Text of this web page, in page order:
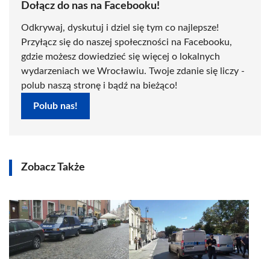
Dołącz do nas na Facebooku!
Odkrywaj, dyskutuj i dziel się tym co najlepsze!
Przyłącz się do naszej społeczności na Facebooku,
gdzie możesz dowiedzieć się więcej o lokalnych
wydarzeniach we Wrocławiu. Twoje zdanie się liczy -
polub naszą stronę i bądź na bieżąco!
Polub nas!
Zobacz Także